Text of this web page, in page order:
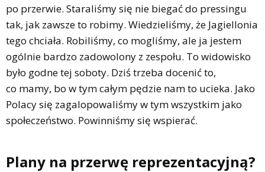
po przerwie. Staraliśmy się nie biegać do pressingu
tak, jak zawsze to robimy. Wiedzieliśmy, że Jagiellonia
tego chciała. Robiliśmy, co mogliśmy, ale ja jestem
ogólnie bardzo zadowolony z zespołu. To widowisko
było godne tej soboty. Dziś trzeba docenić to,
co mamy, bo w tym całym pędzie nam to ucieka. Jako
Polacy się zagalopowaliśmy w tym wszystkim jako
społeczeństwo. Powinniśmy się wspierać.
Plany na przerwę reprezentacyjną?